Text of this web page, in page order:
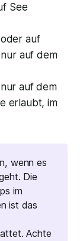
See
oder auf
auf dem
auf dem
erlaubt, im
wenn es
Die
im
ist das
Achte